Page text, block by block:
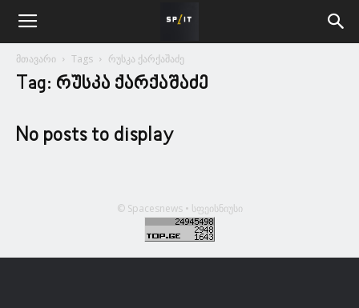
მთავარი Tags რუსკა ქარქაშაძე
Tag: რუსკა ქარქაშაძე
No posts to display
© Spacesnews • სფეისნიუსი